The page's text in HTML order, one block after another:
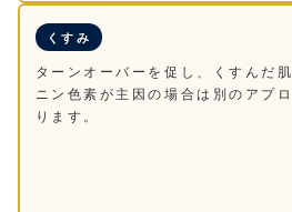
くすみ
ターンオーバーを促し、くすんだ
ニン色素が主因の場合は別のアプ
ります。